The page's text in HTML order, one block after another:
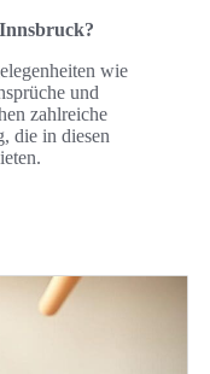
wie
und
zahlreiche
die in diesen